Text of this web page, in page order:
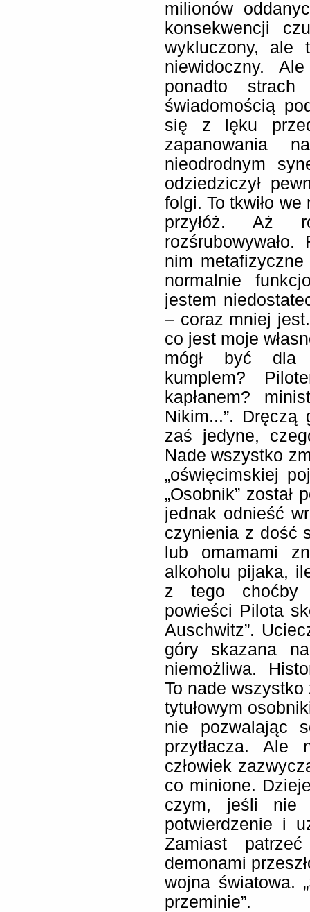
milionów
konsekwencji
wykluczony, ale
niewidoczny.
ponadto strach
świadomością
się z lęku
zapanowania
nieodrodnym
odziedziczył
folgi. To tkwiło
przyłóż. Aż
rozśrubowywało.
nim
normalnie
jestem
– coraz mniej
co jest moje
mógł być dla
kumplem?
kapłanem?
Nikim...”.
zaś jedyne,
Nade wszystko
„oświęcimskiej
„Osobnik” został
jednak odnieść
czynienia z dość
lub omamami
alkoholu pijaka,
z tego choćby
powieści Pilota
Auschwitz”.
góry skazana
niemożliwa.
To nade wszystko
tytułowym
nie pozwalając
przytłacza.
człowiek
co minione.
czym, jeśli nie
potwierdzenie i
Zamiast
demonami
wojna światowa.
przeminie”.